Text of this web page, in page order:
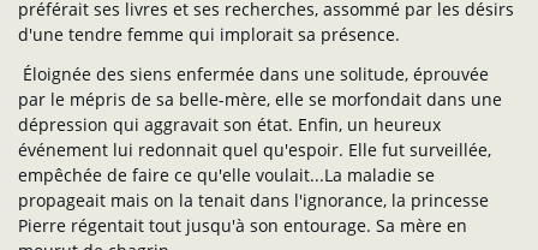
préférait ses livres et ses recherches, assommé par les désirs
d'une tendre femme qui implorait sa présence.
Éloignée des siens enfermée dans une solitude, éprouvée
par le mépris de sa belle-mère, elle se morfondait dans une
dépression qui aggravait son état. Enfin, un heureux
événement lui redonnait quel qu'espoir. Elle fut surveillée,
empêchée de faire ce qu'elle voulait...La maladie se
propageait mais on la tenait dans l'ignorance, la princesse
Pierre régentait tout jusqu'à son entourage. Sa mère en